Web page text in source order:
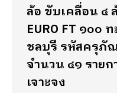
ล้อ ขับเคลื่อน ๔
EURO FT ๑๐๐
ชลบุรี รหัสครุภั
จำนวน ๔๑ รายก
เจาะจง